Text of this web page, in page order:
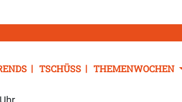
TSCHÜSS THEMENWOCHEN